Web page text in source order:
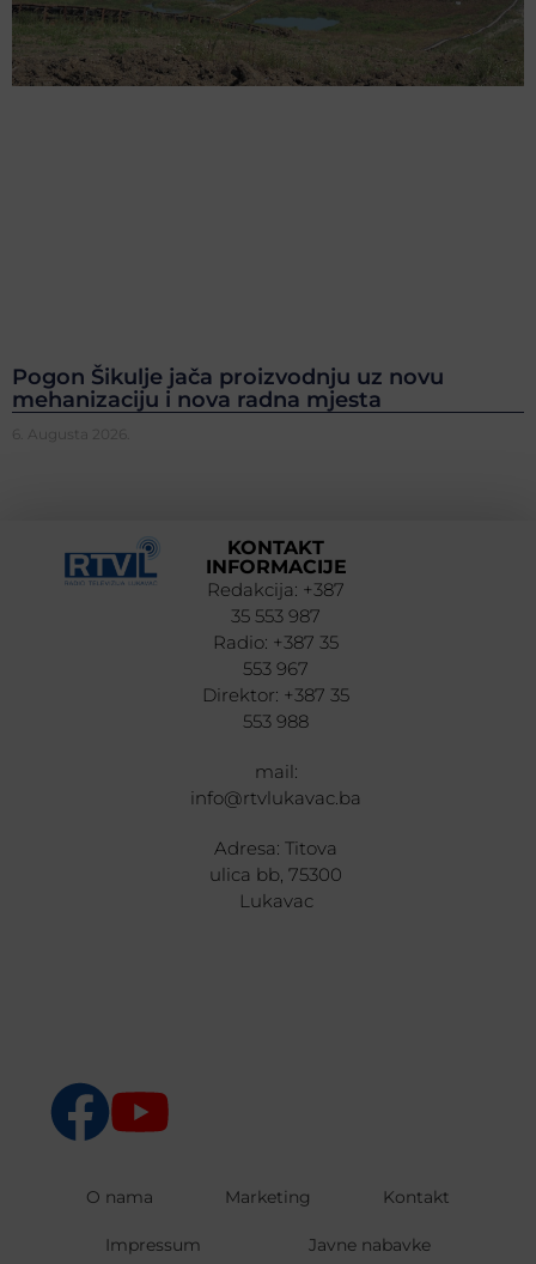
Pogon Šikulje jača proizvodnju uz novu
mehanizaciju i nova radna mjesta
6. Augusta 2026.
KONTAKT
INFORMACIJE
Redakcija: +387
35 553 987
Radio: +387 35
553 967
Direktor: +387 35
553 988
mail:
info@rtvlukavac.ba
Adresa: Titova
ulica bb, 75300
Lukavac
O nama Marketing Kontakt
Impressum Javne nabavke